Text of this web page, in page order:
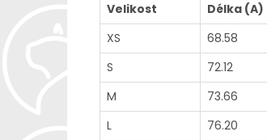
Velikost Délka (A)
XS
68.58
S
72.12
M
73.66
L
76.20